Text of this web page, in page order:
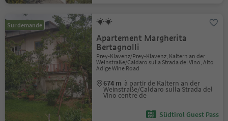
Sur demande
Apartement Margherita
Bertagnolli
Prey-Klavenz/Prey-Klavenz, Kaltern an der
Weinstraße/Caldaro sulla Strada del Vino, Alto
Adige Wine Road
674 m à partir de Kaltern an der
Weinstraße/Caldaro sulla Strada del
Vino centre de
Südtirol Guest Pass